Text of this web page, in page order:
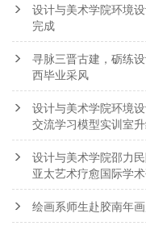
设计与美术学院环境
完成
寻脉三晋古建，砺练
西毕业采风
设计与美术学院环境
交流学习模型实训室
设计与美术学院邵力
亚太艺术疗愈国际学
绘画系师生赴胶南年